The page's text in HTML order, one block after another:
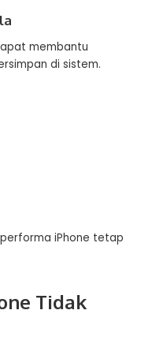
membantu
di sistem.
iPhone tetap
Tidak